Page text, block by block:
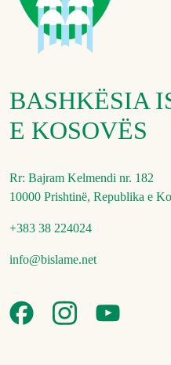
BASHKËSIA
E KOSOVËS
Rr: Bajram Kelmendi nr. 182
10000 Prishtinë, Republika e
+383 38 224024
info@bislame.net